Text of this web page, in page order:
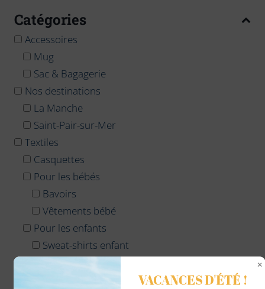
Catégories
Accessoires
Mug
Sac & Bagagerie
Nos destinations
La Manche
Saint-Pair-sur-Mer
Textiles
Casquettes
Pour les bébés
Bavoirs
Vêtements bébé
Pour les enfants
Sweat-shirts enfant
Tee-shirts enfant
VACANCES D'ÉTÉ !